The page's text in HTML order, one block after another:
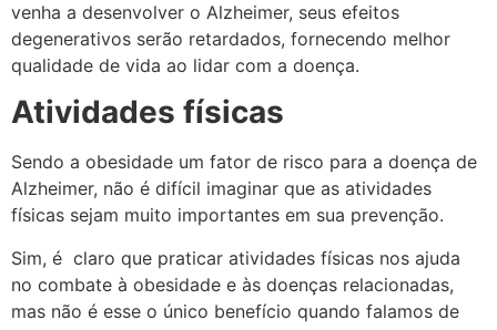
venha a desenvolver o Alzheimer, seus efeitos
degenerativos serão retardados, fornecendo melhor
qualidade de vida ao lidar com a doença.
Atividades físicas
Sendo a obesidade um fator de risco para a doença de
Alzheimer, não é difícil imaginar que as atividades
físicas sejam muito importantes em sua prevenção.
Sim, é claro que praticar atividades físicas nos ajuda
no combate à obesidade e às doenças relacionadas,
mas não é esse o único benefício quando falamos de